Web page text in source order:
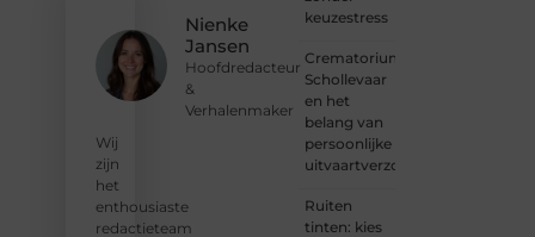
Nienke
Jansen
Hoofdredacteur
&
Verhalenmaker
Wij
zijn
het
enthousiaste
redactieteam
keuzestress
Crematorium
Schollevaar
en het
belang van
persoonlijke
uitvaartverzorging
Ruiten
tinten: kies